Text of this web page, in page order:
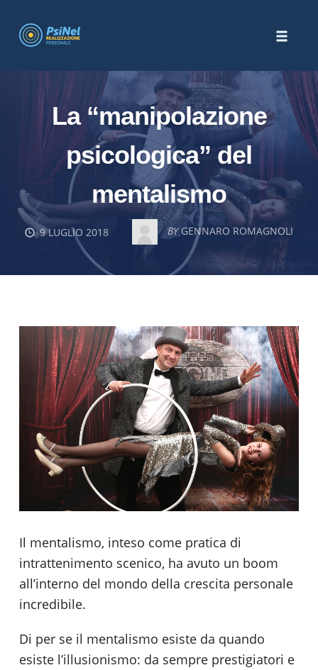
content
La “manipolazione
psicologica” del
mentalismo
9 LUGLIO 2018 BY GENNARO ROMAGNOLI
Il mentalismo, inteso come pratica di
intrattenimento scenico, ha avuto un boom
all’interno del mondo della crescita personale
incredibile.
Di per se il mentalismo esiste da quando
esiste l’illusionismo: da sempre prestigiatori e